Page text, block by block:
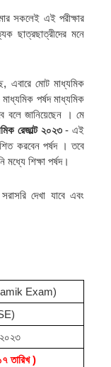
সকলেই এই পরীক্ষার
ছাত্রছাত্রীদের মনে
এবারে মোট মাধ্যমিক
পর্ষদ মাধ্যমিক
বলে জানিয়েছেন । মে
রেজাল্ট ২০২৩ - এই
করবেন পর্ষদ । তবে
মধ্যে শিক্ষা পর্ষদ।
দেখা যাবে এবং
Exam)
২০২৩
তারিখ )